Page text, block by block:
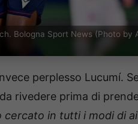
Bologna Sport News (Photo by
perplesso Lucumí.
rivedere prima di
cercato in tutti i modi di